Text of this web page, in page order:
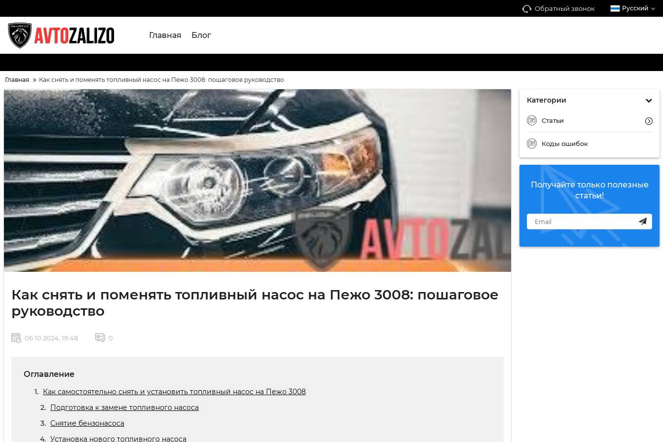
Обратный звонок Русский
Главная Блог
Главная Как снять и поменять топливный насос на Пежо 3008: пошаговое руководство
Категории
Статьи
Коды ошибок
Получайте только полезные
статьи!
Как снять и поменять топливный насос на Пежо 3008: пошаговое
руководство
06 10 2024, 19:48 0
Оглавление
Как самостоятельно снять и установить топливный насос на Пежо 3008
Подготовка к замене топливного насоса
Снятие бензонасоса
Установка нового топливного насоса